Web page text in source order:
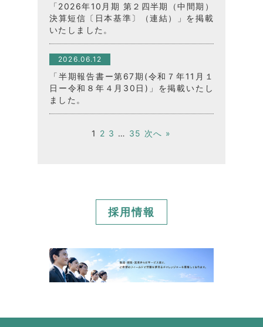
「2026年10月期 第２四半期（中間期）
決算短信〔日本基準〕（連結）」を掲載
いたしました。
2026.06.12
「半期報告書ー第67期(令和７年11月１
日ー令和８年４月30日)」を掲載いたし
ました。
1 2 3 … 35 次へ »
採用情報